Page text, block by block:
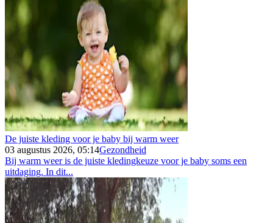
De juiste kleding voor je baby bij warm weer
03 augustus 2026, 05:14Gezondheid
Bij warm weer is de juiste kledingkeuze voor je baby soms een
uitdaging. In dit...